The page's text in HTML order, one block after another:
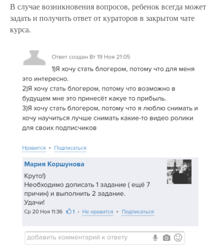
В случае возникновения вопросов, ребенок всегда может
задать и получить ответ от кураторов в закрытом чате
курса.